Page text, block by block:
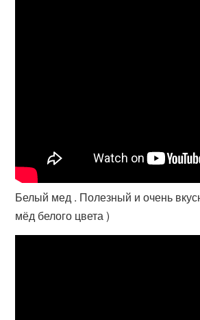
Белый мед . Полезный и очень
мёд белого цвета )